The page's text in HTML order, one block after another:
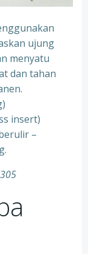
ujung
menyatu
dan tahan
insert)
–